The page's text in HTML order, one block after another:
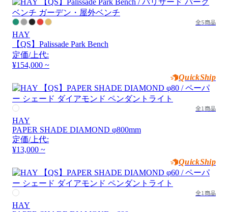
全5商品
HAY
【QS】Palissade Park Bench
定価/上代:
¥154,000 ~
QuickShip
全1商品
HAY
PAPER SHADE DIAMOND φ800mm
定価/上代:
¥13,000 ~
QuickShip
全1商品
HAY